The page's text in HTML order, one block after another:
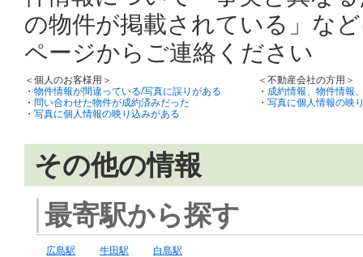
の物件が掲載されている」な
ページからご連絡ください
＜個人のお客様用＞
・ 物件情報が間違っている/写真に誤りがある
・ 問い合わせた物件が成約済みだった
・ 写真に個人情報の映り込みがある
＜不動産会社の方用＞
・ 成約情報、物件情報
・ 写真に個人情報の映
その他の情報
最寄駅から探す
広島駅 牛田駅 白島駅